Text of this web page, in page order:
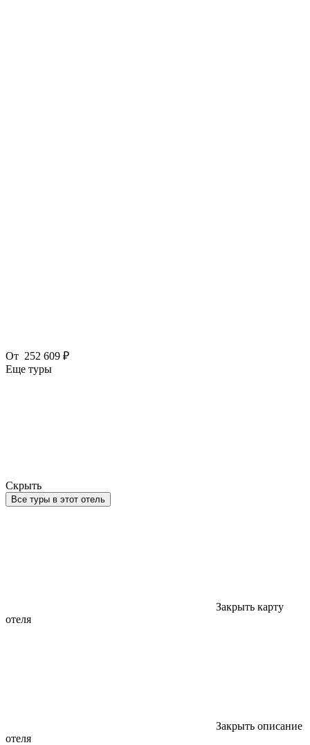
От 252 609 ₽
Еще туры
Скрыть
Все туры в этот отель
Закрыть карту
отеля
Закрыть описание
отеля